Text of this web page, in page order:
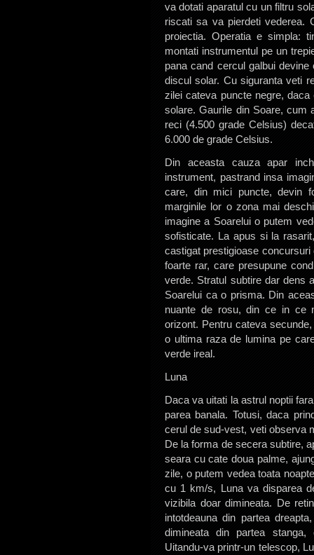
va dotati aparatul cu un filtru
riscati sa va pierdeti vederea.
proiectia. Operatia e simpla:
montati instrumentul pe un
pana cand cercul galbui
discul solar. Cu siguranta veti
zilei cateva puncte negre,
solare. Gaurile din Soare, cum
reci (4.500 grade Celsius)
6.000 de grade Celsius.
Din aceasta cauza apar
instrument, pastrand insa
care, din mici puncte, devin
marginile lor o zona mai
imagine a Soarelui o putem
sofisticate. La apus si la
castigat prestigioase
foarte rar, care presupune
verde. Stratul subtire dar dens
Soarelui ca o prisma. Din
nuante de rosu, din ce in ce
orizont. Pentru cateva
o ultima raza de lumina pe
verde ireal.
Luna
Daca va uitati la astrul noptii
parea banala. Totusi, daca
cerul de sud-vest, veti observa
De la forma de secera subtire,
seara cu cate doua palme,
zile, o putem vedea toata
cu 1 km/s, Luna va disparea
vizibila doar dimineata. De
intotdeauna din partea
dimineata din partea
Uitandu-va printr-un telescop,